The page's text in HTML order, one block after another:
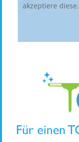
akzeptiere diese.